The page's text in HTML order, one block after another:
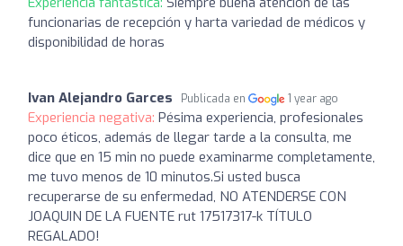
funcionarias de recepción y harta variedad de médicos y
disponibilidad de horas
Ivan Alejandro Garces Publicada en 1 year ago
Experiencia negativa: Pésima experiencia, profesionales
poco éticos, además de llegar tarde a la consulta, me
dice que en 15 min no puede examinarme completamente,
me tuvo menos de 10 minutos.Si usted busca
recuperarse de su enfermedad, NO ATENDERSE CON
JOAQUIN DE LA FUENTE rut 17517317-k TÍTULO
REGALADO!